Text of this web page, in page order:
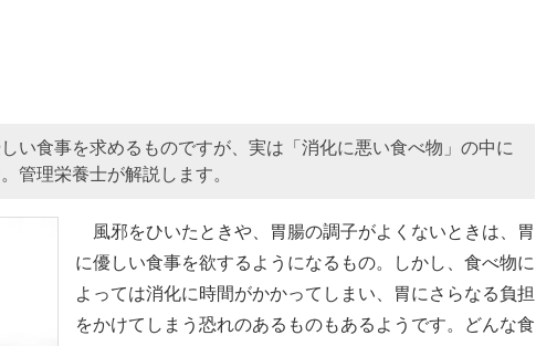
い食事を求めるものですが、実は「消化に悪い食べ物」の中に
管理栄養士が解説します。
風邪をひいたときや、胃腸の調子がよくないときは、胃
に優しい食事を欲するようになるもの。しかし、食べ物に
よっては消化に時間がかかってしまい、胃にさらなる負担
をかけてしまう恐れのあるものもあるようです。どんな食